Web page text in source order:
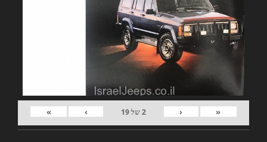
«
‹
2של19
›
»